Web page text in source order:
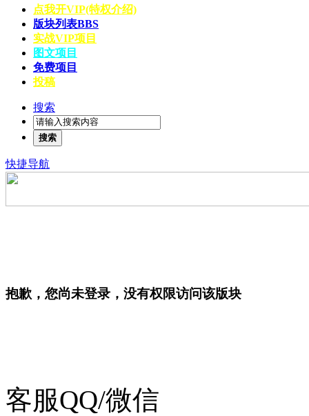
点我开VIP(特权介绍)
版块列表BBS
实战VIP项目
图文项目
免费项目
投稿
搜索
搜索
快捷导航
抱歉，您尚未登录，没有权限访问该版块
客服QQ/微信